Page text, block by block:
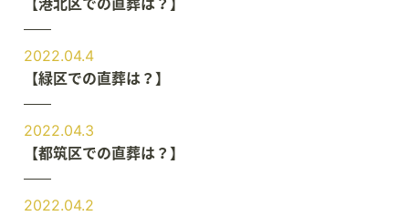
【港北区での直葬は？】
2022.04.4
【緑区での直葬は？】
2022.04.3
【都筑区での直葬は？】
2022.04.2